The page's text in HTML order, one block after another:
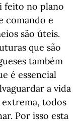
feito no plano
comando e
são úteis.
que são
também
é essencial
a vida
extrema, todos
Por isso esta